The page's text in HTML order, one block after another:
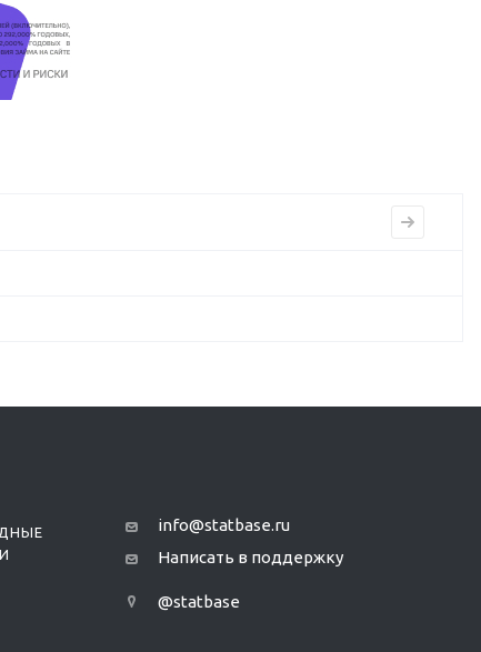
info@statbase.ru
Написать в поддержку
@statbase